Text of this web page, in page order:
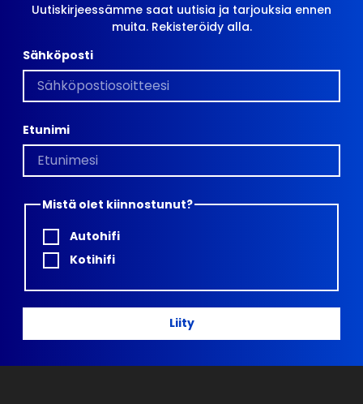
Uutiskirjeessämme saat uutisia ja tarjouksia ennen
muita. Rekisteröidy alla.
Sähköposti
Etunimi
Mistä olet kiinnostunut?
Autohifi
Kotihifi
Liity